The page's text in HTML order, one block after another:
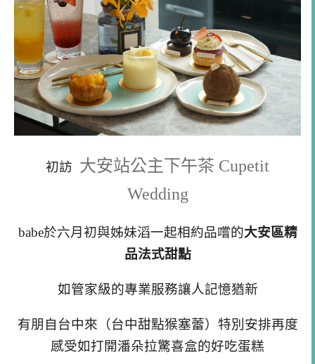
初訪 大安站公主下午茶 Cupetit
Wedding
babe於六月初與姊妹滔一起相約品嚐的大安區精
品法式甜點
如管家級的專業服務讓人記憶猶新
有朋自台中來（台中甜點猴塞蕾）特別安排再度
感受如打開潘朵拉驚喜盒的好吃蛋糕